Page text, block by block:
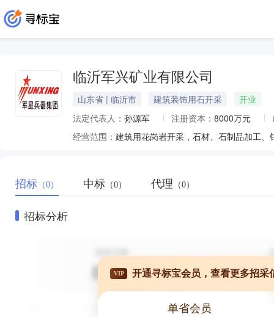
临沂军兴矿业有限公司
山东省 | 临沂市 建筑装饰用石开采
开业
法定代表人： 孙源军 注册资本： 8000万元
经营范围： 建筑用花岗岩开采，石材、石制品加工
招标 （0） 中标 （0） 代理 （0）
招标分析
VIP 开通寻标宝会员，查看更多招采
单省会员